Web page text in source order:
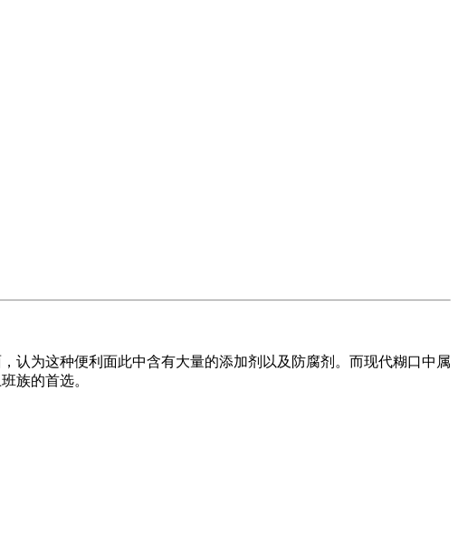
为这种便利面此中含有大量的添加剂以及防腐剂。而现代糊口中属
族的首选。